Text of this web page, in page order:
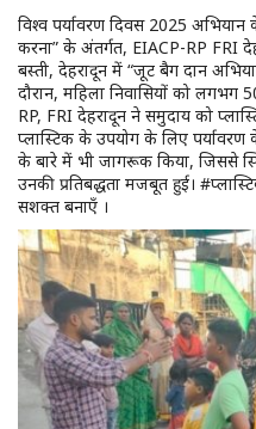
विश्व पर्यावरण दिवस 2025 अभियान
करना” के अंतर्गत, EIACP-RP FRI
बस्ती, देहरादून में “जूट बैग दान
दौरान, महिला निवासियों को
RP, FRI देहरादून ने समुदाय को
प्लास्टिक के उपयोग के लिए
के बारे में भी जागरूक किया, जिससे
उनकी प्रतिबद्धता मजबूत हुई।
सशक्त बनाएँ ।